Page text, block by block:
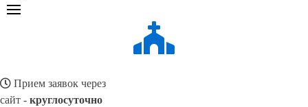
Прием заявок через
сайт - круглосуточно